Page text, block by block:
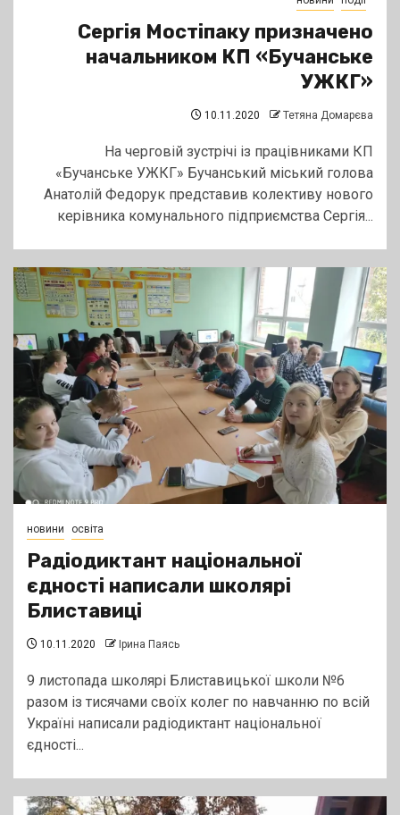
Сергія Мостіпаку призначено
начальником КП «Бучанське
УЖКГ»
10.11.2020 Тетяна Домарєва
На черговій зустрічі із працівниками КП
«Бучанське УЖКГ» Бучанський міський голова
Анатолій Федорук представив колективу нового
керівника комунального підприємства Сергія...
новини освіта
Радіодиктант національної
єдності написали школярі
Блиставиці
10.11.2020 Ірина Паясь
9 листопада школярі Блиставицької школи №6
разом із тисячами своїх колег по навчанню по всій
Україні написали радіодиктант національної
єдності...